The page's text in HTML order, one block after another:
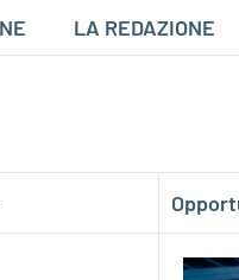
LA REDAZIONE